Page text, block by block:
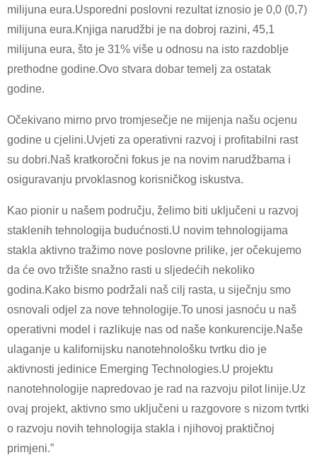
milijuna eura.Usporedni poslovni rezultat iznosio je 0,0 (0,7)
milijuna eura.Knjiga narudžbi je na dobroj razini, 45,1
milijuna eura, što je 31% više u odnosu na isto razdoblje
prethodne godine.Ovo stvara dobar temelj za ostatak
godine.
Očekivano mirno prvo tromjesečje ne mijenja našu ocjenu
godine u cjelini.Uvjeti za operativni razvoj i profitabilni rast
su dobri.Naš kratkoročni fokus je na novim narudžbama i
osiguravanju prvoklasnog korisničkog iskustva.
Kao pionir u našem području, želimo biti uključeni u razvoj
staklenih tehnologija budućnosti.U novim tehnologijama
stakla aktivno tražimo nove poslovne prilike, jer očekujemo
da će ovo tržište snažno rasti u sljedećih nekoliko
godina.Kako bismo podržali naš cilj rasta, u siječnju smo
osnovali odjel za nove tehnologije.To unosi jasnoću u naš
operativni model i razlikuje nas od naše konkurencije.Naše
ulaganje u kalifornijsku nanotehnološku tvrtku dio je
aktivnosti jedinice Emerging Technologies.U projektu
nanotehnologije napredovao je rad na razvoju pilot linije.Uz
ovaj projekt, aktivno smo uključeni u razgovore s nizom tvrtki
o razvoju novih tehnologija stakla i njihovoj praktičnoj
primjeni.”